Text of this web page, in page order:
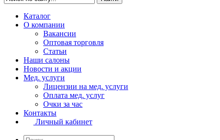
Каталог
О компании
Вакансии
Оптовая торговля
Статьи
Наши салоны
Новости и акции
Мед. услуги
Лицензии на мед. услуги
Оплата мед. услуг
Очки за час
Контакты
Личный кабинет